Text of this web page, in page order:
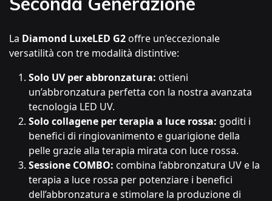
La Diamond LuxeLED G2 offre un’eccezionale
versatilità con tre modalità distintive:
Solo UV per abbronzatura: ottieni
un’abbronzatura perfetta con la nostra avanzata
tecnologia LED UV.
Solo collagene per terapia a luce rossa: goditi i
benefici di ringiovanimento e guarigione della
pelle grazie alla terapia mirata con luce rossa.
Sessione COMBO: combina l’abbronzatura UV e la
terapia a luce rossa per potenziare i benefici
dell’abbronzatura e stimolare la produzione di